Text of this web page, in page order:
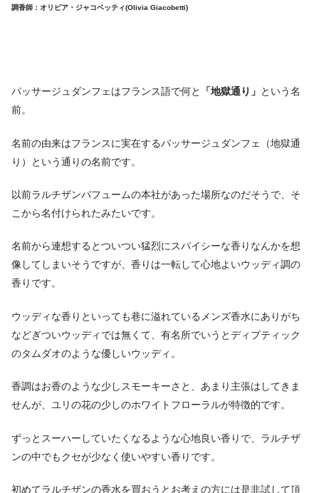
調香師：オリビア・ジャコベッティ(Olivia Giacobetti)
パッサージュダンフェはフランス語で何と 「地獄通り」 という名
前。
名前の由来はフランスに実在するパッサージュダンフェ（地獄通
り）という通りの名前です。
以前ラルチザンパフュームの本社があった場所なのだそうで、そ
こから名付けられたみたいです。
名前から連想するとついつい猛烈にスパイシーな香りなんかを想
像してしまいそうですが、香りは一転して心地よいウッディ調の
香りです。
ウッディな香りといっても巷に溢れているメンズ香水にありがち
などぎついウッディでは無くて、有名所でいうとディプティック
のタムダオのような優しいウッディ。
香調はお香のような少しスモーキーさと、あまり主張はしてきま
せんが、ユリの花の少しのホワイトフローラルが特徴的です。
ずっとスーハーしていたくなるような心地良い香りで、ラルチザ
ンの中でもクセが少なく使いやすい香りです。
初めてラルチザンの香水を買おうとお考えの方には是非試して頂